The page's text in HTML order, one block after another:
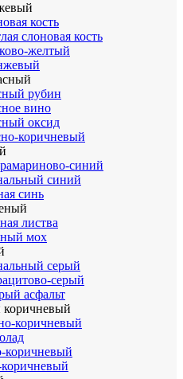
кость
слоновая кость
желтый
рубин
вино
оксид
коричневый
синий
синий
синь
листва
мох
серый
серый
асфальт
коричневый
коричневый
коричневый